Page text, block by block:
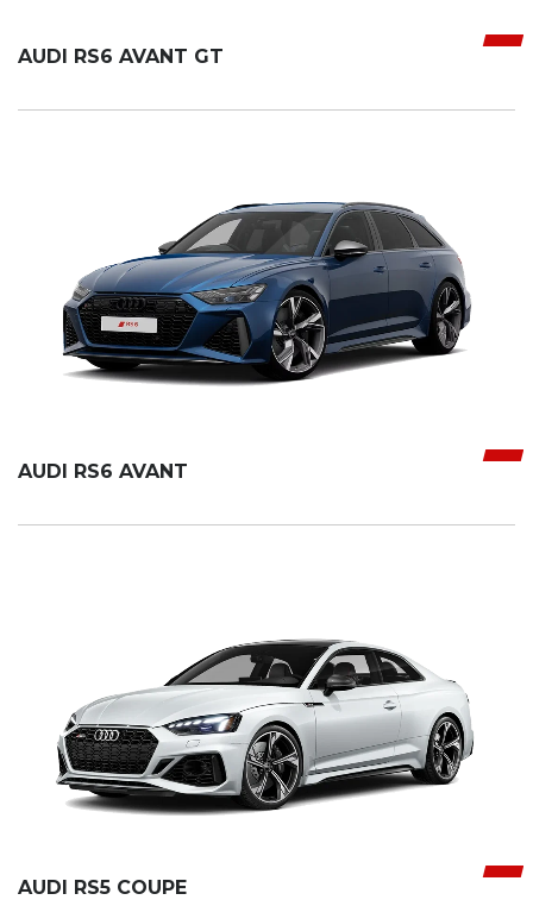
AUDI RS6 AVANT GT
AUDI RS6 AVANT
AUDI RS5 COUPE